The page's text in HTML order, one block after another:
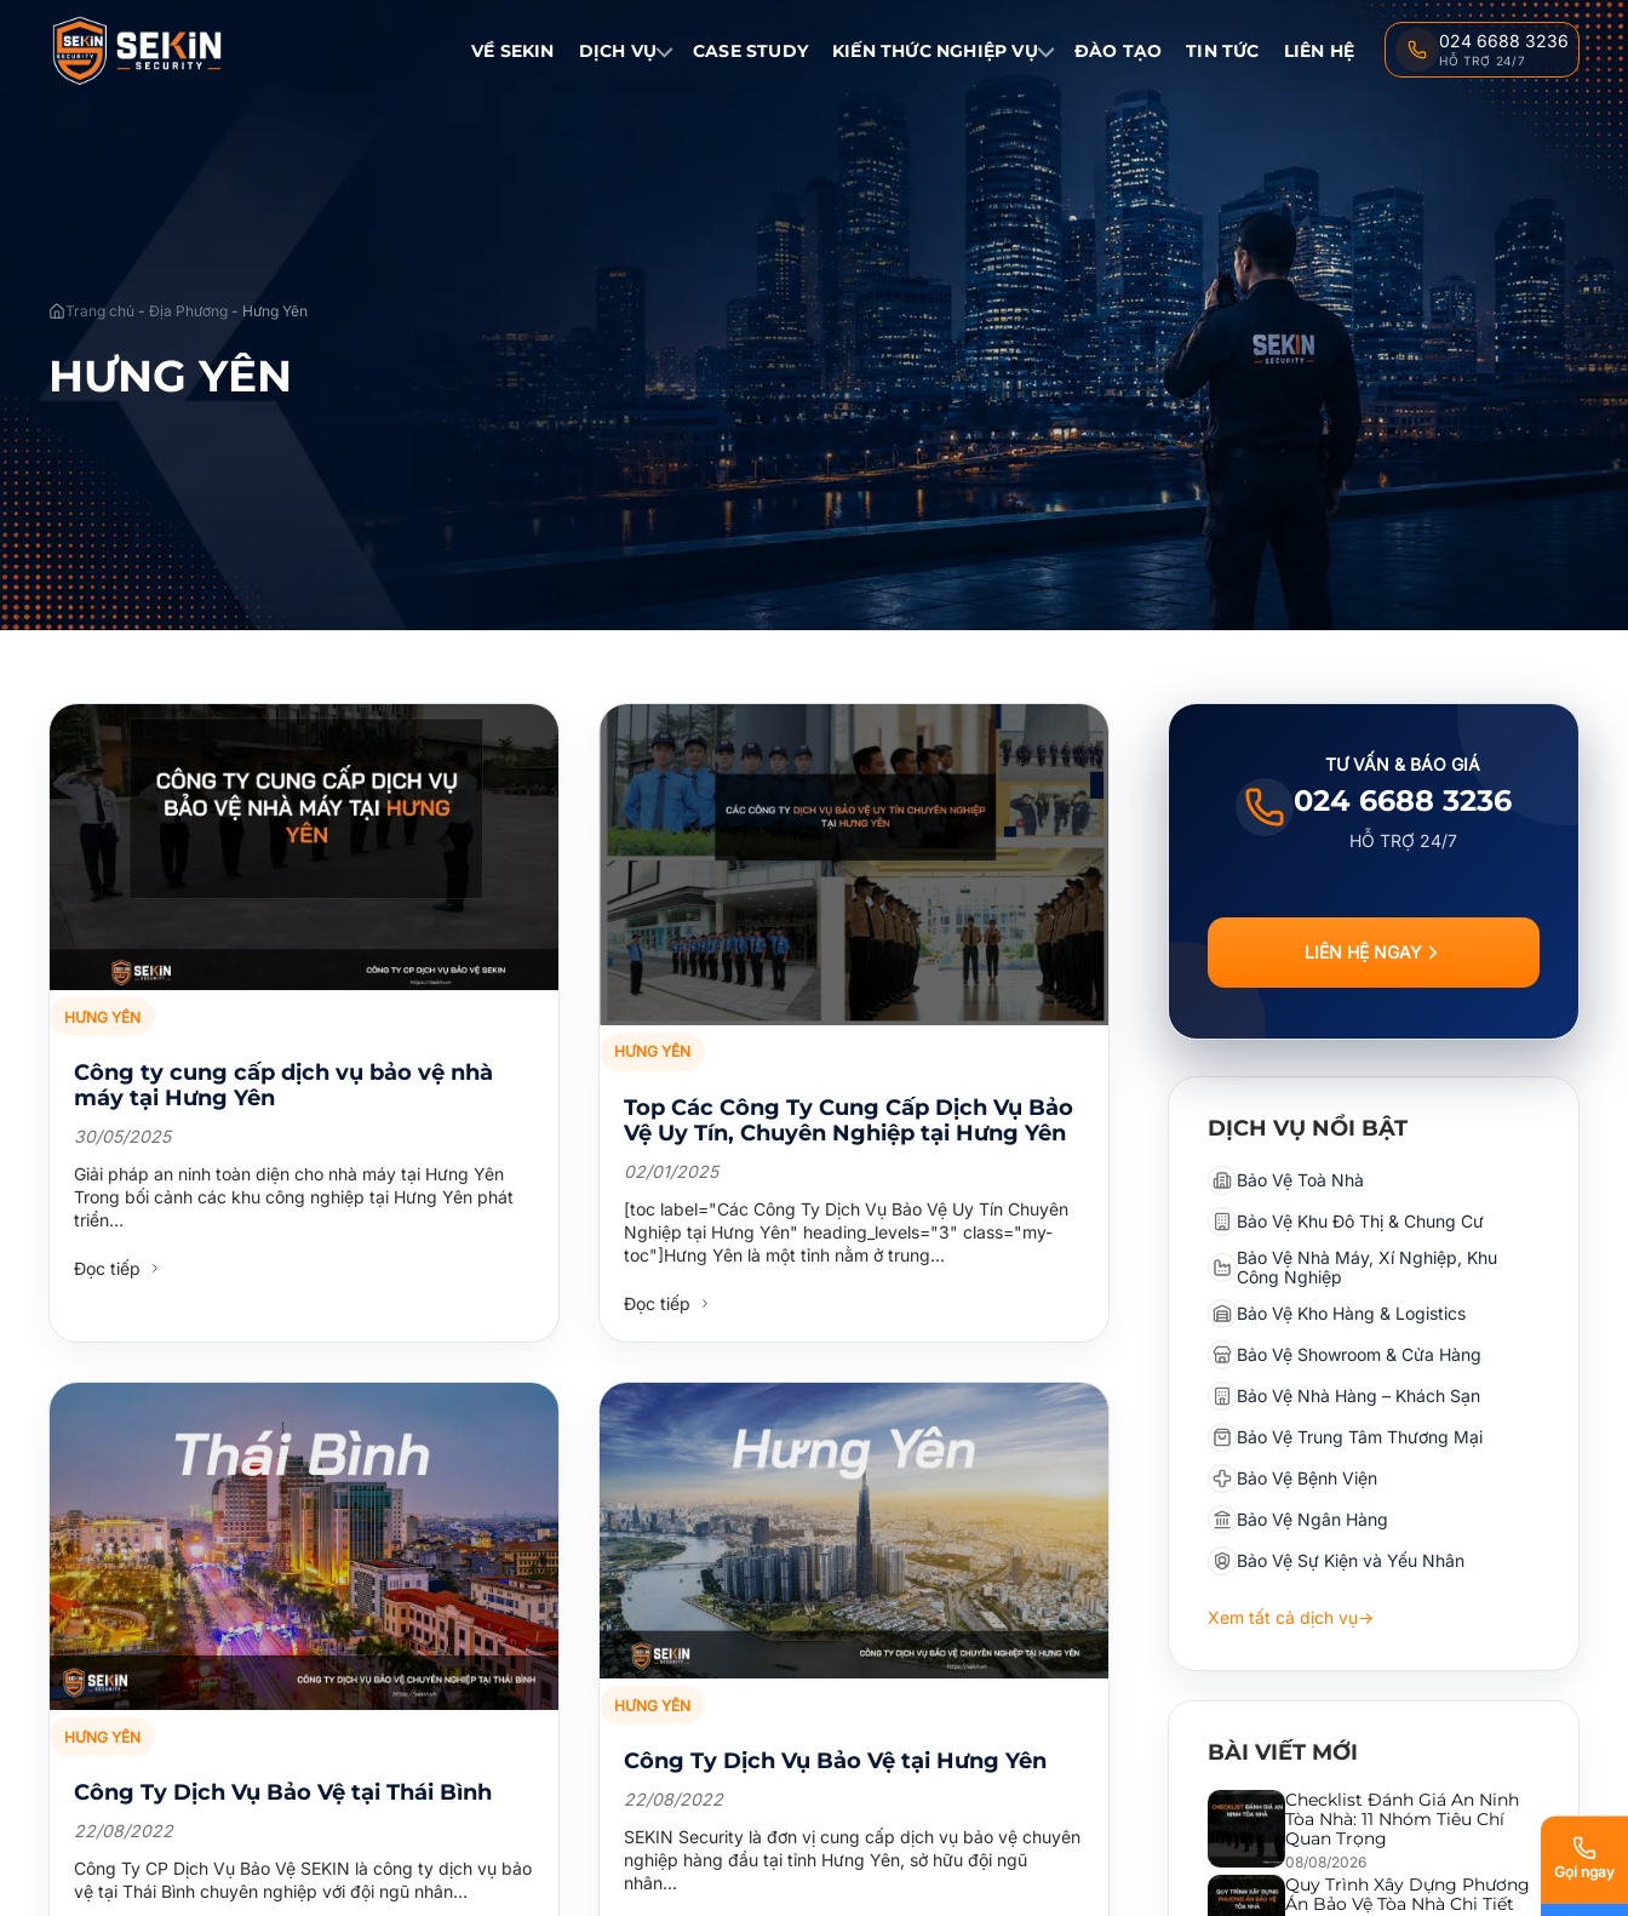
VỀ SEKIN DỊCH VỤ CASE STUDY KIẾN THỨC NGHIỆP VỤ ĐÀO TẠO TIN TỨC LIÊN HỆ 024 6688 3236
HỖ TRỢ 24/7
Gọi ngay
Gọi ngay
Trang chủ - Địa Phương - Hưng Yên
HƯNG YÊN
HƯNG YÊN
Công ty cung cấp dịch vụ bảo vệ nhà
máy tại Hưng Yên
30/05/2025
Giải pháp an ninh toàn diện cho nhà máy tại Hưng Yên
Trong bối cảnh các khu công nghiệp tại Hưng Yên phát
triển…
Đọc tiếp
HƯNG YÊN
Top Các Công Ty Cung Cấp Dịch Vụ Bảo
Vệ Uy Tín, Chuyên Nghiệp tại Hưng Yên
02/01/2025
[toc label="Các Công Ty Dịch Vụ Bảo Vệ Uy Tín Chuyên
Nghiệp tại Hưng Yên" heading_levels="3" class="my-
toc"]Hưng Yên là một tỉnh nằm ở trung…
Đọc tiếp
HƯNG YÊN
Công Ty Dịch Vụ Bảo Vệ tại Thái Bình
22/08/2022
Công Ty CP Dịch Vụ Bảo Vệ SEKIN là công ty dịch vụ bảo
vệ tại Thái Bình chuyên nghiệp với đội ngũ nhân…
HƯNG YÊN
Công Ty Dịch Vụ Bảo Vệ tại Hưng Yên
22/08/2022
SEKIN Security là đơn vị cung cấp dịch vụ bảo vệ chuyên
nghiệp hàng đầu tại tỉnh Hưng Yên, sở hữu đội ngũ
nhân…
TƯ VẤN & BÁO GIÁ
024 6688 3236
HỖ TRỢ 24/7
LIÊN HỆ NGAY
DỊCH VỤ NỔI BẬT
Bảo Vệ Toà Nhà
Bảo Vệ Khu Đô Thị & Chung Cư
Bảo Vệ Nhà Máy, Xí Nghiệp, Khu
Công Nghiệp
Bảo Vệ Kho Hàng & Logistics
Bảo Vệ Showroom & Cửa Hàng
Bảo Vệ Nhà Hàng – Khách Sạn
Bảo Vệ Trung Tâm Thương Mại
Bảo Vệ Bệnh Viện
Bảo Vệ Ngân Hàng
Bảo Vệ Sự Kiện và Yếu Nhân
Xem tất cả dịch vụ→
BÀI VIẾT MỚI
Checklist Đánh Giá An Ninh
Tòa Nhà: 11 Nhóm Tiêu Chí
Quan Trọng
08/08/2026
Quy Trình Xây Dựng Phương
Án Bảo Vệ Tòa Nhà Chi Tiết